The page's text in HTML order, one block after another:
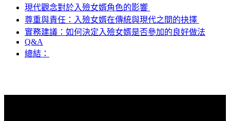
現代觀念對於入殮女婿角色的影響 ‍
尊重與責任：入殮女婿在傳統與現代之間的抉擇 ‌
實務建議：如何決定入殮女婿是否參加的良好做法
Q&A
總結：